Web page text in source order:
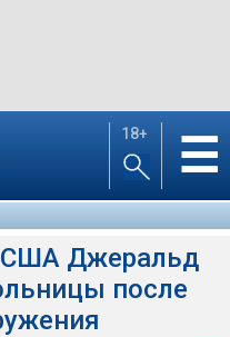
18+ ☰
Джеральд
после